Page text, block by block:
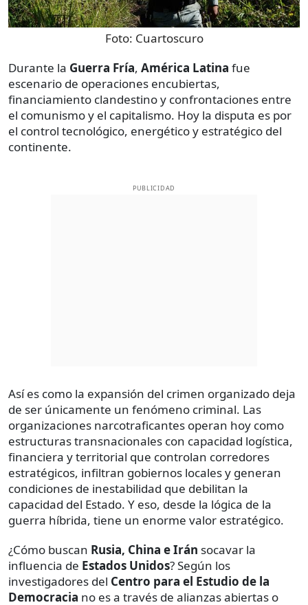
Foto: Cuartoscuro
Durante la Guerra Fría, América Latina fue
escenario de operaciones encubiertas,
financiamiento clandestino y confrontaciones entre
el comunismo y el capitalismo. Hoy la disputa es por
el control tecnológico, energético y estratégico del
continente.
PUBLICIDAD
Así es como la expansión del crimen organizado deja
de ser únicamente un fenómeno criminal. Las
organizaciones narcotraficantes operan hoy como
estructuras transnacionales con capacidad logística,
financiera y territorial que controlan corredores
estratégicos, infiltran gobiernos locales y generan
condiciones de inestabilidad que debilitan la
capacidad del Estado. Y eso, desde la lógica de la
guerra híbrida, tiene un enorme valor estratégico.
¿Cómo buscan Rusia, China e Irán socavar la
influencia de Estados Unidos? Según los
investigadores del Centro para el Estudio de la
Democracia no es a través de alianzas abiertas o